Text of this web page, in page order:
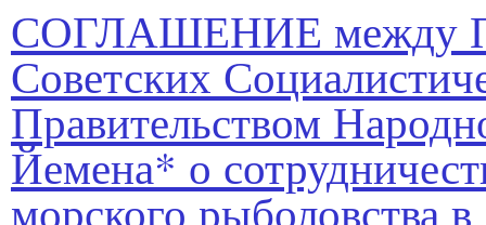
СОГЛАШЕНИЕ между
Советских
Правительством
Йемена* о
морского рыболовства